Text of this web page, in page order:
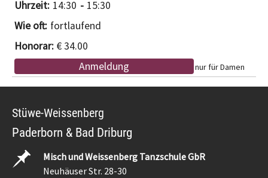
14:30
15:30
fortlaufend
€ 34.00
Anmeldung
nur für Damen
Stüwe-Weissenberg
Paderborn & Bad Driburg
Misch und Weissenberg Tanzschule GbR
Neuhäuser Str. 28-30